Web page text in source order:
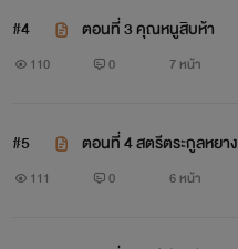
#4 ตอนที่ 3 คุณหนูสิบห้า
110 0 7 หน้า
#5 ตอนที่ 4 สตรีตระกูลหยาง
111 0 6 หน้า